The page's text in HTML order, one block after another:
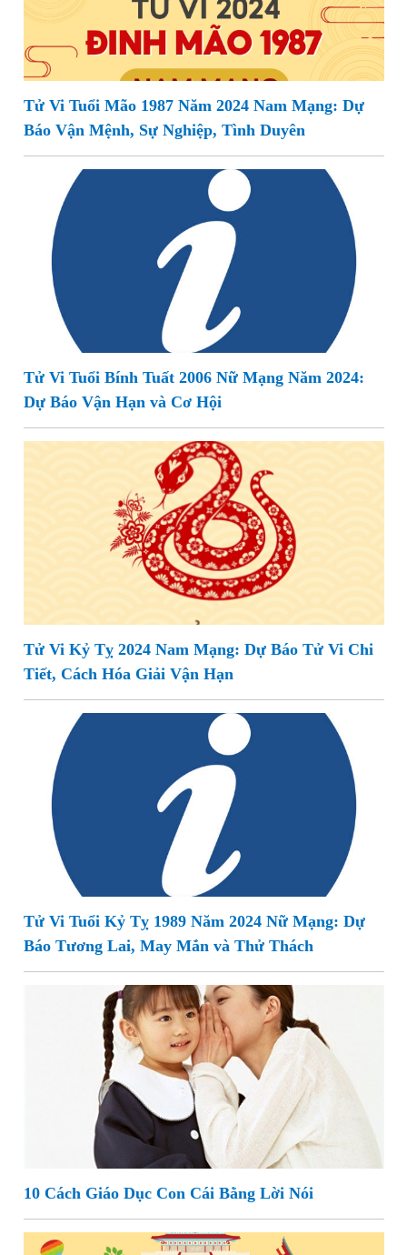
Tử Vi Tuổi Mão 1987 Năm 2024 Nam Mạng: Dự
Báo Vận Mệnh, Sự Nghiệp, Tình Duyên
Tử Vi Tuổi Bính Tuất 2006 Nữ Mạng Năm 2024:
Dự Báo Vận Hạn và Cơ Hội
Tử Vi Kỷ Tỵ 2024 Nam Mạng: Dự Báo Tử Vi Chi
Tiết, Cách Hóa Giải Vận Hạn
Tử Vi Tuổi Kỷ Tỵ 1989 Năm 2024 Nữ Mạng: Dự
Báo Tương Lai, May Mắn và Thử Thách
10 Cách Giáo Dục Con Cái Bằng Lời Nói